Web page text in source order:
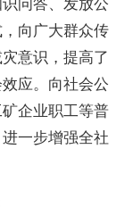
问答、发放公
向广大群众传
意识，提高了
应。向社会公
企业职工等普
一步增强全社